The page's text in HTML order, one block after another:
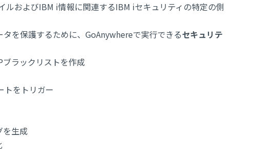
およびIBM i情報に関連するIBM iセキュリティの特定の側
を保護するために、GoAnywhereで実行できるセキュリテ
ラックリストを作成
トをトリガー
を生成